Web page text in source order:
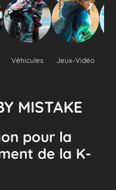
Véhicules Jeux-Vidéo
MISTAKE
pour la
de la K-